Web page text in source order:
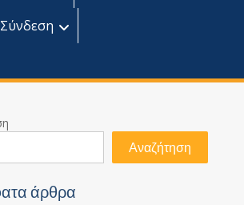
Σύνδεση
Αναζήτηση
άρθρα